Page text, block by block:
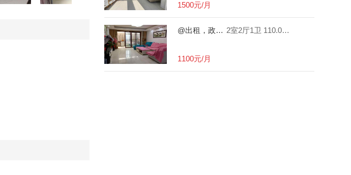
1500元/月
@出租，政府旁精装两房，楼梯三楼，带小露台，家具家电齐全，拎包即住。 2室2厅1卫 110.00㎡
1100元/月